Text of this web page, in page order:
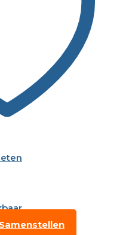
Samenstellen